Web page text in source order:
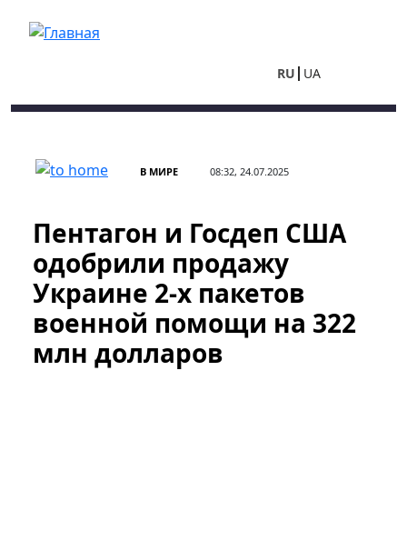
RU UA
В МИРЕ 08:32, 24.07.2025
Пентагон и Госдеп США
одобрили продажу
Украине 2-х пакетов
военной помощи на 322
млн долларов